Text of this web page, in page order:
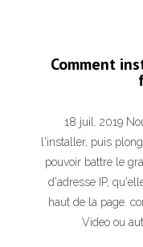
Comment
18 juil. 2019
l'installer, puis
pouvoir battre le
d'adresse IP,
haut de la page.
Video ou